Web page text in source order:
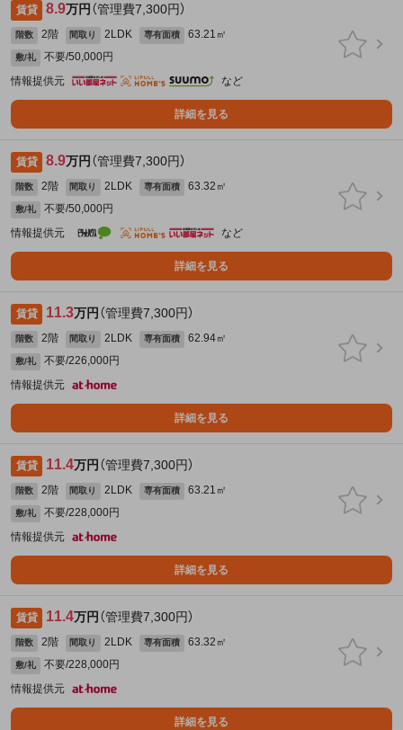
賃貸 8.9万円 （管理費7,300円）
階数 2階 間取り 2LDK 専有面積 63.21㎡
敷/礼
不要/50,000円
情報提供元
など
詳細を見る
賃貸 8.9万円 （管理費7,300円）
階数 2階 間取り 2LDK 専有面積 63.32㎡
敷/礼
不要/50,000円
情報提供元
など
詳細を見る
賃貸 11.3万円 （管理費7,300円）
階数 2階 間取り 2LDK 専有面積 62.94㎡
敷/礼
不要/226,000円
情報提供元
詳細を見る
賃貸 11.4万円 （管理費7,300円）
階数 2階 間取り 2LDK 専有面積 63.21㎡
敷/礼
不要/228,000円
情報提供元
詳細を見る
賃貸 11.4万円 （管理費7,300円）
階数 2階 間取り 2LDK 専有面積 63.32㎡
敷/礼
不要/228,000円
情報提供元
詳細を見る